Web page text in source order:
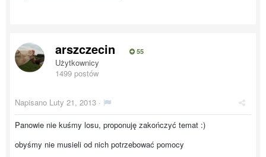
arszczecin 55
Użytkownicy
1499 postów
Napisano Luty 21, 2013 ·
Panowie nie kuśmy losu, proponuję zakończyć temat :)
obyśmy nie musieli od nich potrzebować pomocy